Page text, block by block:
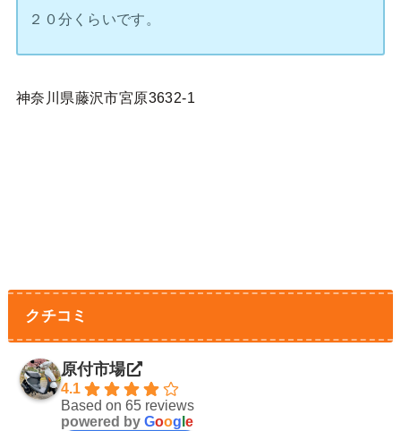
２０分くらいです。
神奈川県藤沢市宮原3632-1
クチコミ
原付市場
4.1
Based on 65 reviews
powered by Goog e